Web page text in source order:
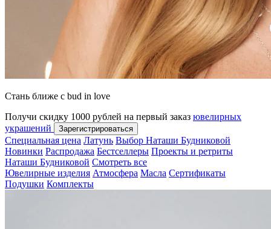
Стань ближе с bud in love
Получи скидку 1000 рублей на первый заказ ювелирных
украшений
Зарегистрироваться
Специальная цена Латунь Выбор Наташи Будниковой
Новинки Распродажа Бестселлеры Проекты и ретриты
Наташи Будниковой Смотреть все
Ювелирные изделия Атмосфера Масла Сертификаты
Подушки Комплекты